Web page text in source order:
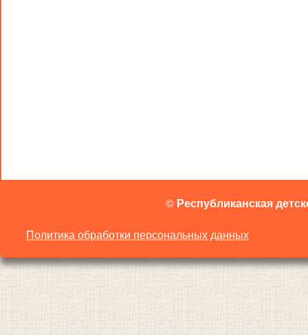
© Республиканская
Политика обработки персональных данных